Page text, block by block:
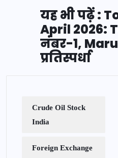
यह भी पढ़ें :
April 2026:
नंबर-1,
प्रतिस्पर्धा
Crude Oil Stock
India
Foreign Exchange